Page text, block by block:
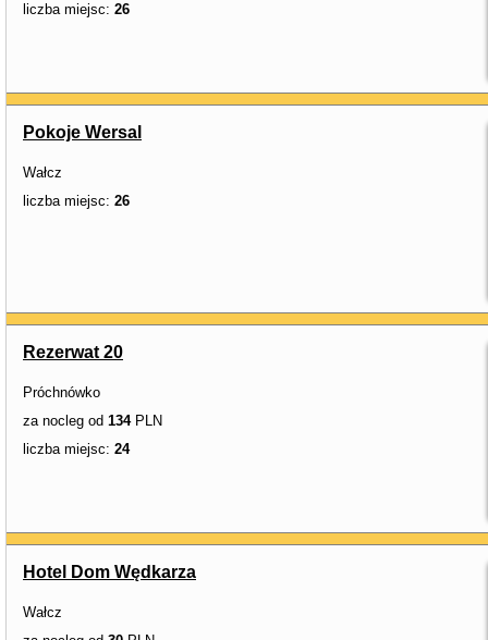
liczba miejsc: 26
Pokoje Wersal
Wałcz
liczba miejsc: 26
Rezerwat 20
Próchnówko
za nocleg od 134PLN
liczba miejsc: 24
Hotel Dom Wędkarza
Wałcz